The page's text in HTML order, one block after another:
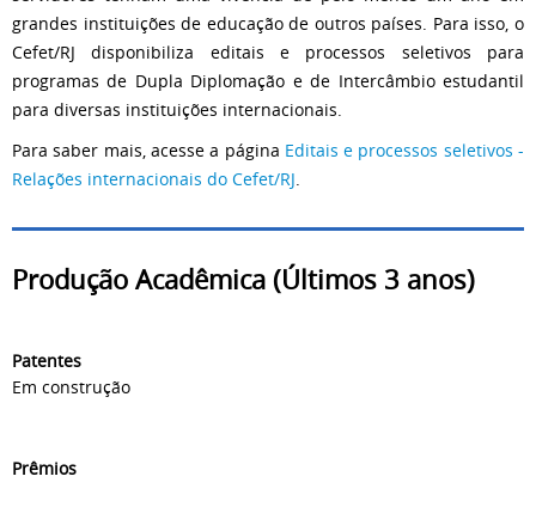
grandes instituições de educação de outros países. Para isso, o
Cefet/RJ disponibiliza editais e processos seletivos para
programas de Dupla Diplomação e de Intercâmbio estudantil
para diversas instituições internacionais.
Para saber mais, acesse a página Editais e processos seletivos -
Relações internacionais do Cefet/RJ.
Produção Acadêmica (Últimos 3 anos)
Patentes
Em construção
Prêmios